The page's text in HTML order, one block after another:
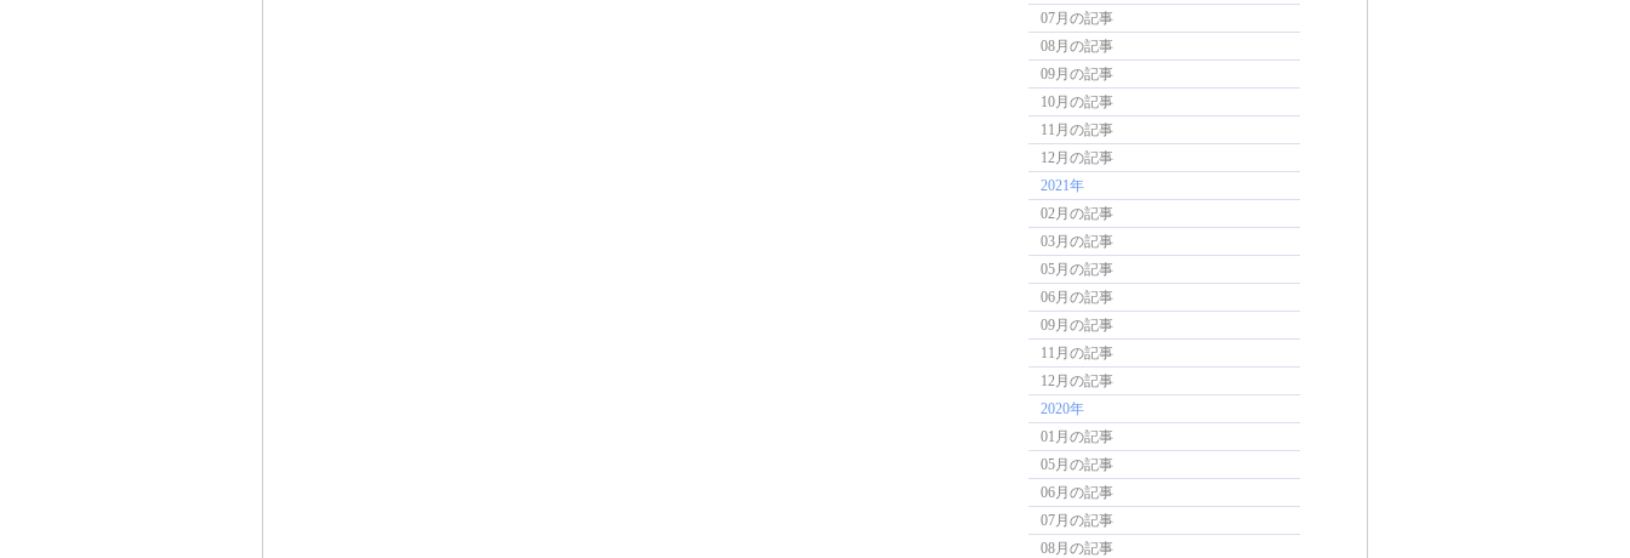
07月の記事
08月の記事
09月の記事
10月の記事
11月の記事
12月の記事
2021年
02月の記事
03月の記事
05月の記事
06月の記事
09月の記事
11月の記事
12月の記事
2020年
01月の記事
05月の記事
06月の記事
07月の記事
08月の記事